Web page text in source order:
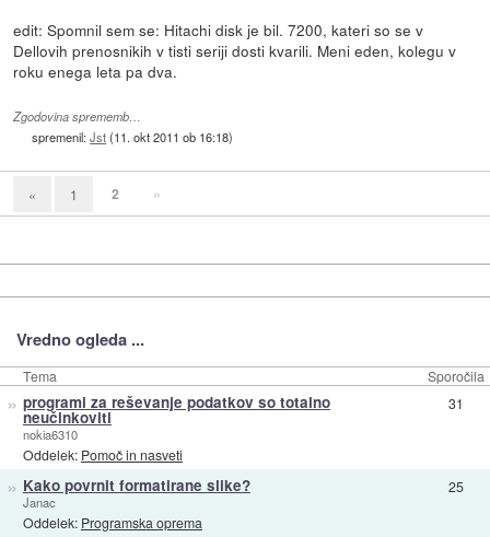
edit: Spomnil sem se: Hitachi disk je bil. 7200, kateri so se v
Dellovih prenosnikih v tisti seriji dosti kvarili. Meni eden, kolegu v
roku enega leta pa dva.
Zgodovina sprememb…
spremenil:Jst(11. okt 2011 ob 16:18)
« 1 2 »
Vredno ogleda ...
Tema Sporočila
» programi za reševanje podatkov so totalno
neučinkoviti
nokia6310
Oddelek: Pomoč in nasveti
31
» Kako povrnit formatirane slike?
Janac
Oddelek: Programska oprema
25